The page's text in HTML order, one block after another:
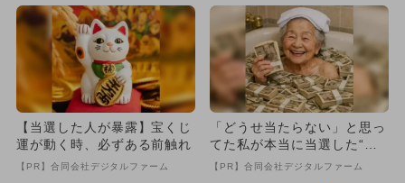
【当選した人が暴露】宝くじ
運が動く時、必ずある前触れ
【PR】合同会社デジタルファーム
「どうせ当たらない」と思っ
てた私が本当に当選した“買
い方”がこれ
【PR】合同会社デジタルファーム